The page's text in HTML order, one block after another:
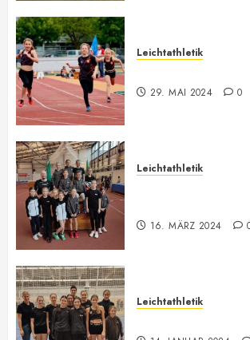
Leichtathletik
29. MAI 2024 0
Leichtathletik
16. MÄRZ 2024
Leichtathletik